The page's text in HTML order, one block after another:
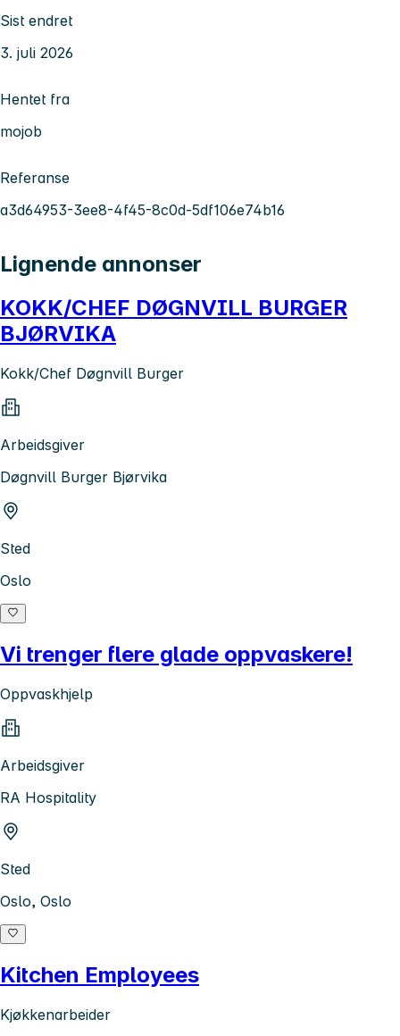
Sist endret
3. juli 2026
Hentet fra
mojob
Referanse
a3d64953-3ee8-4f45-8c0d-5df106e74b16
Lignende annonser
KOKK/CHEF DØGNVILL BURGER
BJØRVIKA
Kokk/Chef Døgnvill Burger
Arbeidsgiver
Døgnvill Burger Bjørvika
Sted
Oslo
Vi trenger flere glade oppvaskere!
Oppvaskhjelp
Arbeidsgiver
RA Hospitality
Sted
Oslo, Oslo
Kitchen Employees
Kjøkkenarbeider